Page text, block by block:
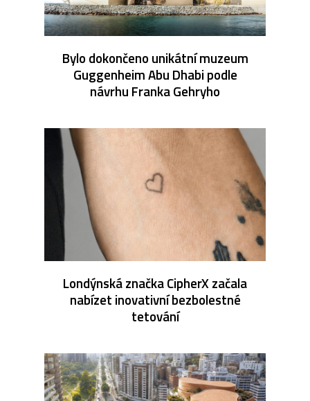
Bylo dokončeno unikátní muzeum
Guggenheim Abu Dhabi podle
návrhu Franka Gehryho
Londýnská značka CipherX začala
nabízet inovativní bezbolestné
tetování